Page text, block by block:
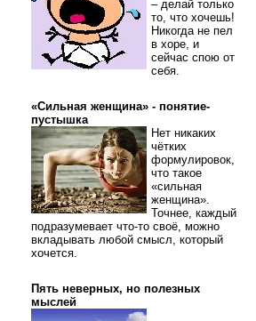
– делай только
то, что хочешь!
Никогда не пел
в хоре, и
сейчас спою от
себя.
«Сильная женщина» - понятие-
пустышка
Нет никаких
чётких
формулировок,
что такое
«сильная
женщина».
Точнее, каждый
подразумевает что-то своё, можно
вкладывать любой смысл, который
хочется.
Пять неверных, но полезных
мыслей